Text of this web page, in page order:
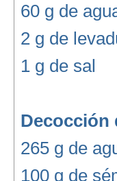
60 g de
2 g de
1 g de sal
Decocción
265 g de
100 g de